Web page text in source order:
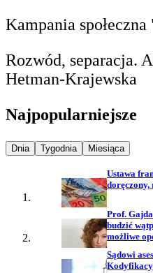
Kampania
Rozwód, separacja.
Hetman-Krajewska
Najpopularniejsze
Najpopularniejsze wiadomości z
Dnia Najpopularniejsze
Tygodnia Miesiąca
Ustawa
doręczony,
Prof.
budzić
możliwe
Sądowi